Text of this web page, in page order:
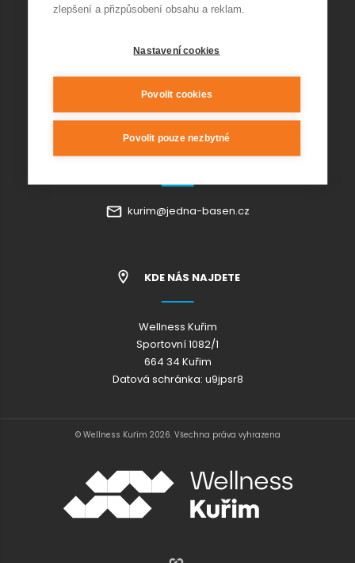
KONTAKT AQUAPARK
+420 541 420 240
info@wellnesskurim.cz
Wellness Kuřim s.r.o.
KONTAKT RESTAURACE
kurim@jedna-basen.cz
KDE NÁS NAJDETE
Wellness Kuřim
Sportovní 1082/1
664 34 Kuřim
Datová schránka: u9jpsr8
© Wellness Kuřim 2026. Všechna práva vyhrazena
zlepšení a přizpůsobení obsahu a reklam.
Nastavení cookies
Povolit cookies
Povolit pouze nezbytné